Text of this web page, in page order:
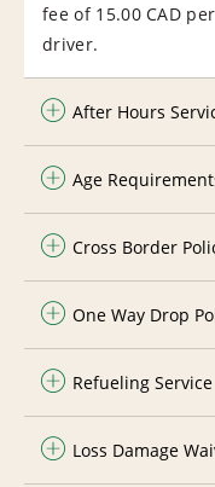
fee of 15.00 CAD
driver.
After Hours
Age
Cross Border
One Way Drop
Refueling Service
Loss Damage